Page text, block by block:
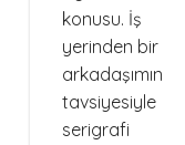
konusu. İş
yerinden bir
arkadaşımın
tavsiyesiyle
serigrafi